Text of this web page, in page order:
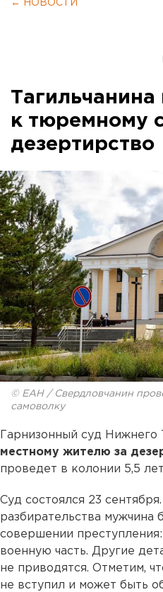
← НОВОСТИ
к тюремному
дезертирство
© ЕАН / Свердловчанин
самоволку
Гарнизонный суд Нижнего
местному жителю за
проведет в колонии 5,5
Суд состоялся 23
разбирательства мужчина
совершении
военную часть. Другие
не приводятся. Отметим,
не вступил и может быть